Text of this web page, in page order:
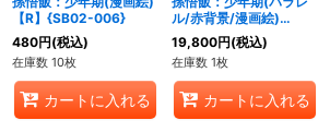
【R】{SB02-006}
480円(税込)
在庫数 10枚
カートに入れる
ル/赤背景/漫画絵)
【R☆】{SB02-006}
19,800円(税込)
在庫数 1枚
カートに入れる